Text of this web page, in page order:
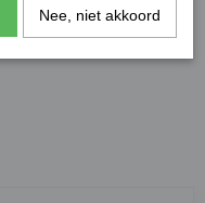
Nee, niet akkoord